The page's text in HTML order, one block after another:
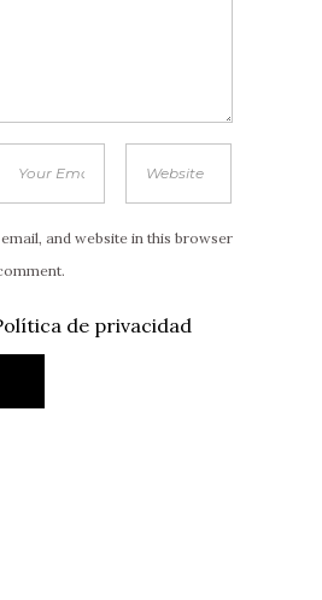
and website in this browser
de privacidad